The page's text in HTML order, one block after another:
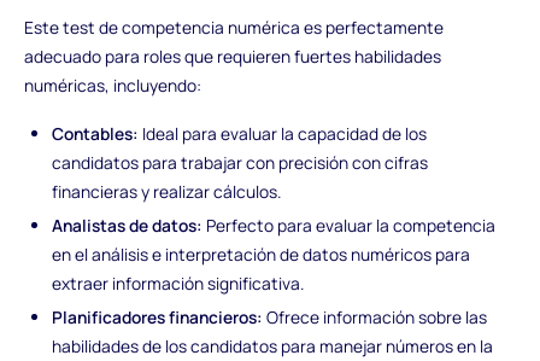
Este test de competencia numérica es perfectamente
adecuado para roles que requieren fuertes habilidades
numéricas, incluyendo:
Contables: Ideal para evaluar la capacidad de los
candidatos para trabajar con precisión con cifras
financieras y realizar cálculos.
Analistas de datos: Perfecto para evaluar la competencia
en el análisis e interpretación de datos numéricos para
extraer información significativa.
Planificadores financieros: Ofrece información sobre las
habilidades de los candidatos para manejar números en la